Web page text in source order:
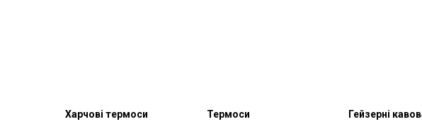
Харчові термоси Термоси Гейзерні